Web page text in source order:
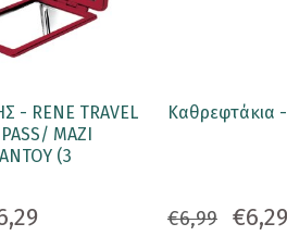
- RENE TRAVEL
ΜΑΖΙ
(3
Καθρεφτάκια -
€6,99 €6,29